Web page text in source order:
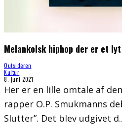
Melankolsk hiphop der er et
Outsideren
Kultur
8. juni 2021
Her er en lille omtale af
rapper O.P. Smukmanns
Slutter”. Det blev udgivet